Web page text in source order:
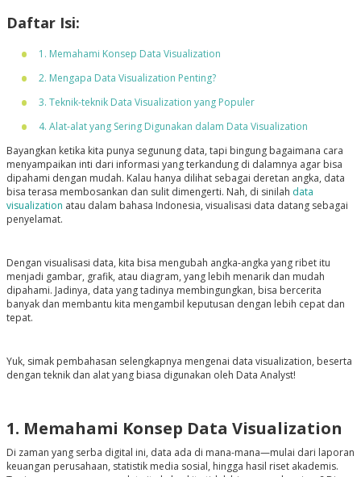
Daftar Isi:
1. Memahami Konsep Data Visualization
2. Mengapa Data Visualization Penting?
3. Teknik-teknik Data Visualization yang Populer
4. Alat-alat yang Sering Digunakan dalam Data Visualization
Bayangkan ketika kita punya segunung data, tapi bingung bagaimana cara
menyampaikan inti dari informasi yang terkandung di dalamnya agar bisa
dipahami dengan mudah. Kalau hanya dilihat sebagai deretan angka, data
bisa terasa membosankan dan sulit dimengerti. Nah, di sinilah data
visualization atau dalam bahasa Indonesia, visualisasi data datang sebagai
penyelamat.
Dengan visualisasi data, kita bisa mengubah angka-angka yang ribet itu
menjadi gambar, grafik, atau diagram, yang lebih menarik dan mudah
dipahami. Jadinya, data yang tadinya membingungkan, bisa bercerita
banyak dan membantu kita mengambil keputusan dengan lebih cepat dan
tepat.
Yuk, simak pembahasan selengkapnya mengenai data visualization, beserta
dengan teknik dan alat yang biasa digunakan oleh Data Analyst!
1. Memahami Konsep Data Visualization
Di zaman yang serba digital ini, data ada di mana-mana—mulai dari laporan
keuangan perusahaan, statistik media sosial, hingga hasil riset akademis.